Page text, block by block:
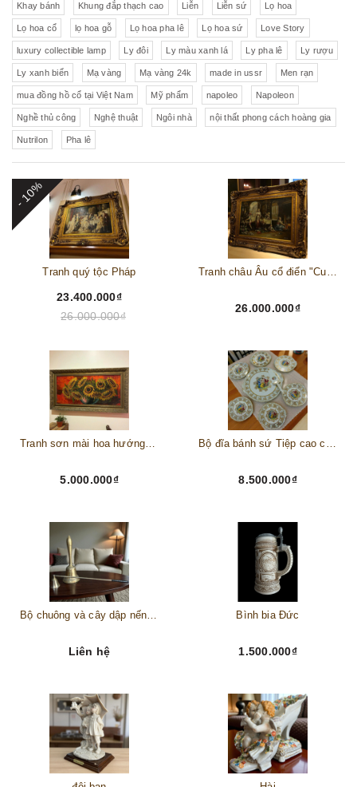
Khay bánh Khung đắp thạch cao Liễn Liễn sứ Lọ hoa
Lọ hoa cổ lọ hoa gỗ Lọ hoa pha lê Lọ hoa sứ Love Story
luxury collectible lamp Ly đôi Ly màu xanh lá Ly pha lê Ly rượu
Ly xanh biển Mạ vàng Mạ vàng 24k made in ussr Men rạn
mua đồng hồ cổ tại Việt Nam Mỹ phẩm napoleo Napoleon
Nghề thủ công Nghệ thuật Ngôi nhà nội thất phong cách hoàng gia
Nutrilon Pha lê
- 10%
Tranh quý tộc Pháp
23.400.000₫
26.000.000₫
Tranh châu Âu cổ điển "Cuộc sống lao động"
26.000.000₫
Tranh sơn mài hoa hướng dương châu Âu
5.000.000₫
Bộ đĩa bánh sứ Tiệp cao cấp – Biểu tượng tinh tế cho bàn tiệc thượng lưu
8.500.000₫
Bộ chuông và cây dập nến đồng
Liên hệ
Bình bia Đức
1.500.000₫